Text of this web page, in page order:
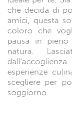
che decida di
amici, questa
coloro che
pausa in
natura.
esperienze
scegliere per
soggiorno.